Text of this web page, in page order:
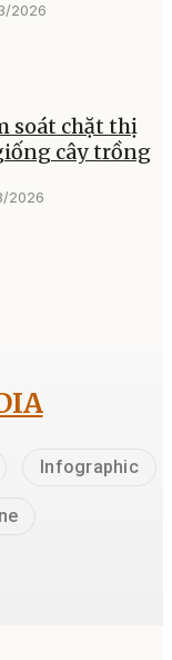
2026
soát chặt thị
cây trồng
2026
Infographic